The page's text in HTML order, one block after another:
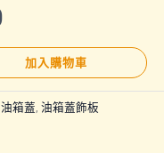
加入購物車
油箱蓋 油箱蓋飾板